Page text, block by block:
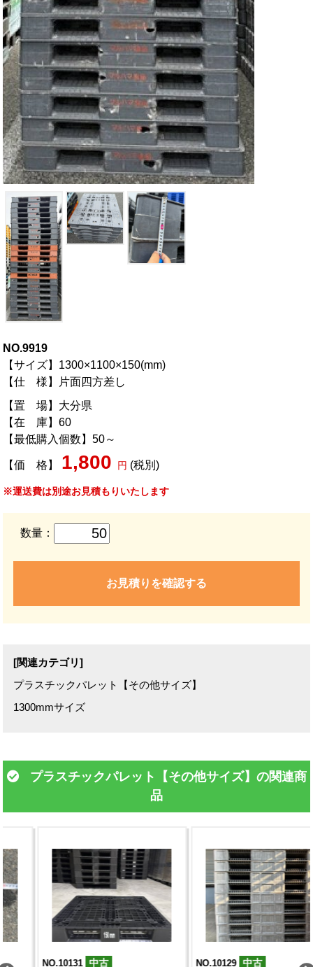
NO.9919
【サイズ】1300×1100×150(mm)
【仕 様】片面四方差し
【置 場】大分県
【在 庫】60
【最低購入個数】50～
【価 格】 1,800 円 (税別)
※運送費は別途お見積もりいたします
数量：
お見積りを確認する
[関連カテゴリ]
プラスチックパレット【その他サイズ】
1300mmサイズ
プラスチックパレット【その他サイズ】の関連商
品
NO.10131 中古 NO.10129 中古